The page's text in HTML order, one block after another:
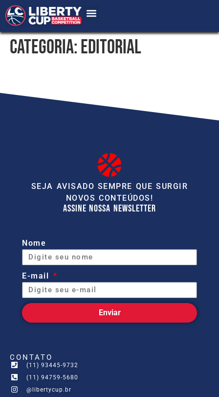
Categoria:Editorial
SEJA AVISADO SEMPRE QUE SURGIR
NOVOS CONTEÚDOS!
ASSINE NOSSA NEWSLETTER
Nome
E-mail
Enviar
CONTATO
(11) 93445-9732
(11) 94759-5680
@libertycup.br